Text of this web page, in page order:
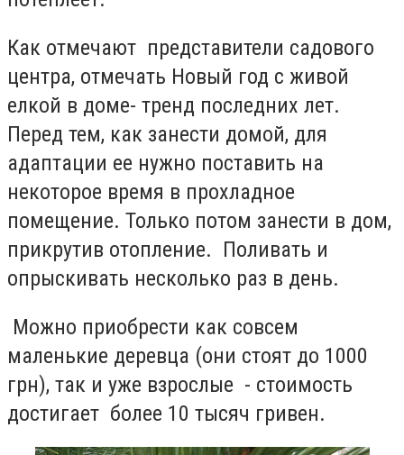
Как отмечают представители садового
центра, отмечать Новый год с живой
елкой в доме- тренд последних лет.
Перед тем, как занести домой, для
адаптации ее нужно поставить на
некоторое время в прохладное
помещение. Только потом занести в дом,
прикрутив отопление. Поливать и
опрыскивать несколько раз в день.
Можно приобрести как совсем
маленькие деревца (они стоят до 1000
грн), так и уже взрослые - стоимость
достигает более 10 тысяч гривен.